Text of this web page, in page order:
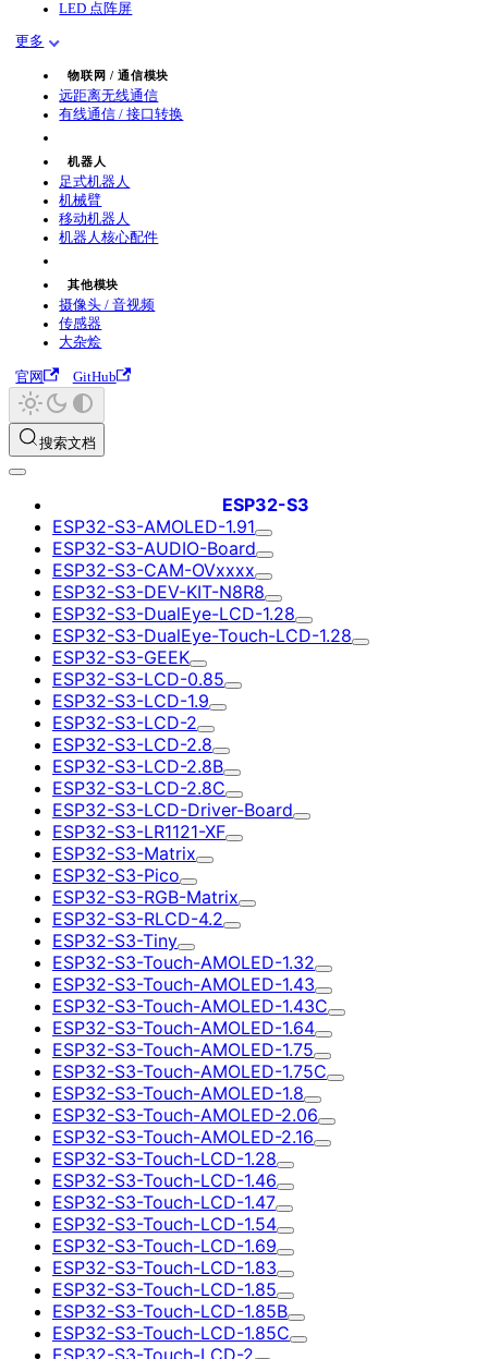
LED 点阵屏
更多
物联网 / 通信模块
远距离无线通信
有线通信 / 接口转换
机器人
足式机器人
机械臂
移动机器人
机器人核心配件
其他模块
摄像头 / 音视频
传感器
大杂烩
官网 GitHub
搜索文档
ESP32-S3
ESP32-S3-AMOLED-1.91
ESP32-S3-AUDIO-Board
ESP32-S3-CAM-OVxxxx
ESP32-S3-DEV-KIT-N8R8
ESP32-S3-DualEye-LCD-1.28
ESP32-S3-DualEye-Touch-LCD-1.28
ESP32-S3-GEEK
ESP32-S3-LCD-0.85
ESP32-S3-LCD-1.9
ESP32-S3-LCD-2
ESP32-S3-LCD-2.8
ESP32-S3-LCD-2.8B
ESP32-S3-LCD-2.8C
ESP32-S3-LCD-Driver-Board
ESP32-S3-LR1121-XF
ESP32-S3-Matrix
ESP32-S3-Pico
ESP32-S3-RGB-Matrix
ESP32-S3-RLCD-4.2
ESP32-S3-Tiny
ESP32-S3-Touch-AMOLED-1.32
ESP32-S3-Touch-AMOLED-1.43
ESP32-S3-Touch-AMOLED-1.43C
ESP32-S3-Touch-AMOLED-1.64
ESP32-S3-Touch-AMOLED-1.75
ESP32-S3-Touch-AMOLED-1.75C
ESP32-S3-Touch-AMOLED-1.8
ESP32-S3-Touch-AMOLED-2.06
ESP32-S3-Touch-AMOLED-2.16
ESP32-S3-Touch-LCD-1.28
ESP32-S3-Touch-LCD-1.46
ESP32-S3-Touch-LCD-1.47
ESP32-S3-Touch-LCD-1.54
ESP32-S3-Touch-LCD-1.69
ESP32-S3-Touch-LCD-1.83
ESP32-S3-Touch-LCD-1.85
ESP32-S3-Touch-LCD-1.85B
ESP32-S3-Touch-LCD-1.85C